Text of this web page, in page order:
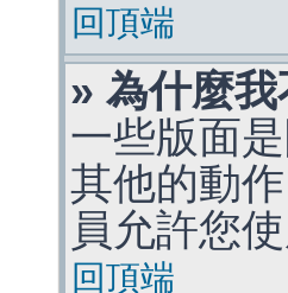
回頂端
» 為什麼
一些版面
其他的動
員允許您使
回頂端